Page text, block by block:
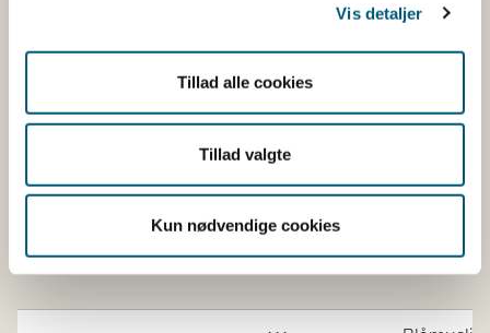
Vis detaljer
Tillad alle cookies
Tillad valgte
Kun nødvendige cookies
(M. edulis
110
(M. edulis
111